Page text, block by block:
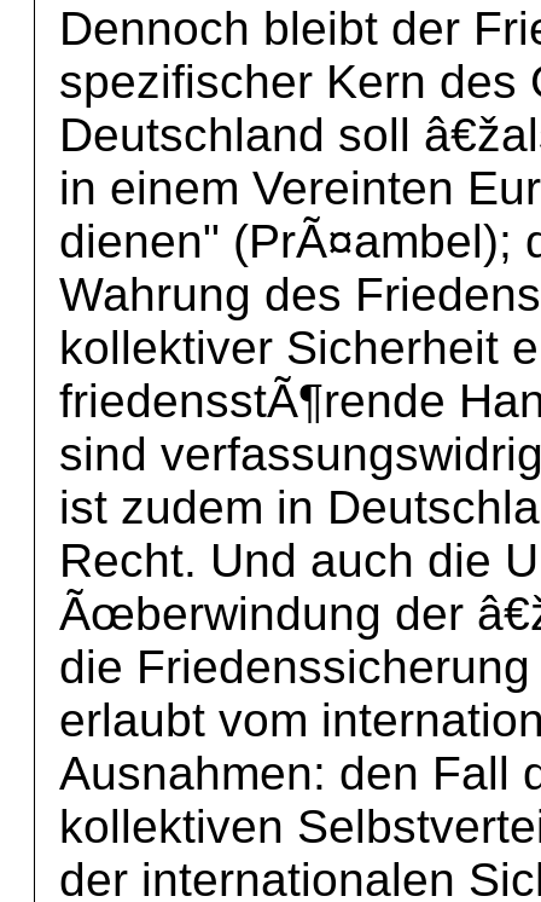
Dennoch bleibt der
spezifischer Kern des
Deutschland soll
in einem Vereinten
dienen" (PrÃ¤ambel);
Wahrung des
kollektiver Sicherheit
friedensstÃ¶rende
sind
ist zudem in
Recht. Und auch die
Ãœberwindung der
die
erlaubt vom
Ausnahmen: den Fall
kollektiven
der internationalen